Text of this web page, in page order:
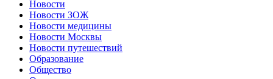
Новости
Новости ЗОЖ
Новости медицины
Новости Москвы
Новости путешествий
Образование
Общество